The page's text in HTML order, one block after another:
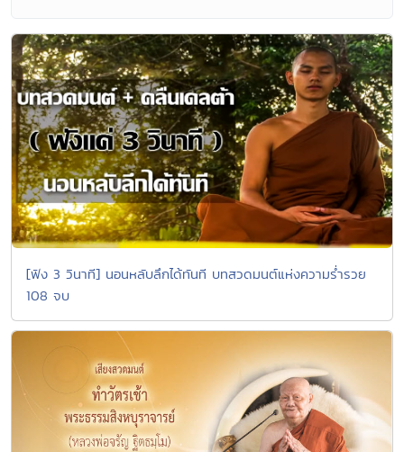
[ฟัง 3 วินาที] นอนหลับลึกได้ทันที บทสวดมนต์แห่งความร่ำรวย
108 จบ